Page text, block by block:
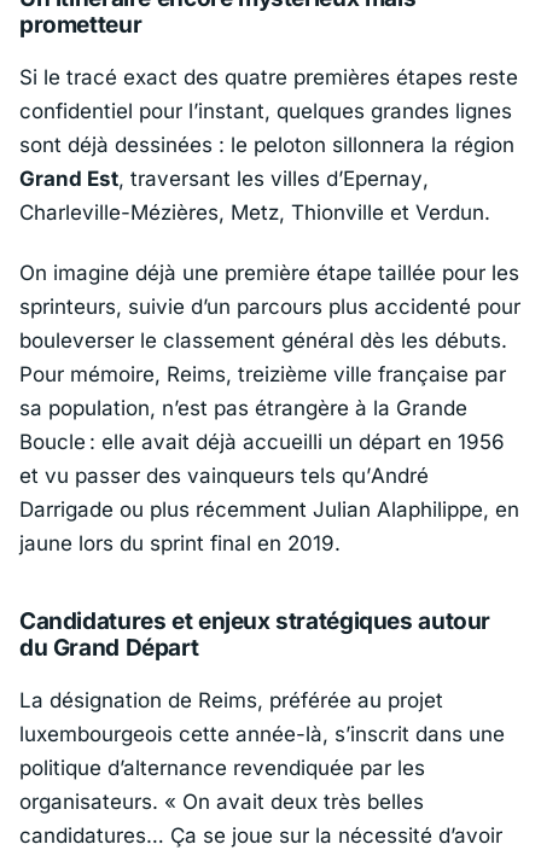
prometteur
Si le tracé exact des quatre premières étapes reste
confidentiel pour l’instant, quelques grandes lignes
sont déjà dessinées : le peloton sillonnera la région
Grand Est, traversant les villes d’Epernay,
Charleville-Mézières, Metz, Thionville et Verdun.
On imagine déjà une première étape taillée pour les
sprinteurs, suivie d’un parcours plus accidenté pour
bouleverser le classement général dès les débuts.
Pour mémoire, Reims, treizième ville française par
sa population, n’est pas étrangère à la Grande
Boucle : elle avait déjà accueilli un départ en 1956
et vu passer des vainqueurs tels qu’André
Darrigade ou plus récemment Julian Alaphilippe, en
jaune lors du sprint final en 2019.
Candidatures et enjeux stratégiques autour
du Grand Départ
La désignation de Reims, préférée au projet
luxembourgeois cette année-là, s’inscrit dans une
politique d’alternance revendiquée par les
organisateurs. « On avait deux très belles
candidatures… Ça se joue sur la nécessité d’avoir